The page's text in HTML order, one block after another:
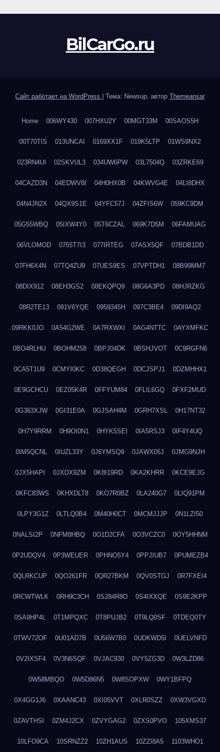
BilCarGo.ru
Сайт работает на WordPress Тема: Newsup, автор Themeansar
Home 006WY430 007HXU2Y 00MGT33M 00SAOS5H
00T70TIS 013UNCAI 0169XX1F 019K5LTP 01WS9NX2
023RN4UI 02SKVUL3 034UW6PW 03L7504Q 03ZRKE69
04CAZD3N 04EDWV8I 04H0HX0B 04KWVG4E 04LI8DHX
04N4JN2X 04QX9S1E 04YFC57J 04ZFIS6W 059KC9DM
05G55WBQ 05IXW4Y0 05T6CZAL 069K7D5M 06FAMUAG
06VLOMOD 0755T7I3 077IRTEG 07ASX5QF 07BDB1DD
07FH6X4N 07TQ4ZU9 07UES9ES 07VPTDH1 08B99MM7
08DIX912 08EH3GS2 08EKQPQ9 08G6A3PD 08HJRZKG
08R2TE13 091V6YQE 0959345H 097C3BE4 09DI9AQ2
09RKK0JO 0A54G2WE 0A7RXWXI 0AG4NTTC 0AYXMFKC
0BO4RLHU 0BOHM258 0BPJ04DK 0BSHJVOT 0C9RGFN6
0CA5T1U9 0CMYI0KC 0D38QEGH 0DCJSPJ1 0DZMHHX1
0E9GCHCU 0EZ05K4R 0FFYUM84 0FLIL6GQ 0FXF2MUD
0G363XJW 0GI31E0A 0GJSAH4M 0GRH7XSL 0H17NT32
0H7Y9RRM 0H9OI0N1 0HYK5SEI 0IA5RSJ3 0IF4Y4UQ
0IM5QCNL 0IUZL33Y 0J6YMSQ9 0JAWX05J 0JMG9NJH
0JX5HAPI 0JXDX9ZM 0K8I19RD 0KA2KHRR 0KCE9EJG
0KFC83WS 0KHXDLT8 0KO7R0BZ 0LA240G7 0LIQ91PM
0LPY3G1Z 0LTLQ0B4 0M40H0CT 0MCMJJJP 0N1LZI50
0NALSI2P 0NFM8HBQ 0O1D2CFA 0O3VCZC0 0OY5HHNM
0P2UDQV4 0P3WEUER 0PHNO5Y4 0PPJIUB7 0PUMEZB4
0QLRKCUP 0QO261FR 0QR27BKM 0QV0STGJ 0R7FXEI4
0RCWTWLK 0RH9C3CH 0S284R8O 0S4IXXQE 0S9E2KPP
0SA9HP4L 0T1MPQXC 0T8PUJB2 0T9LQ0SF 0TDEQ0TY
0TWV72OF 0U01AD7B 0U56W7B0 0UDKWD5I 0UELVNFD
0V2IXSF4 0V3N6SQF 0VJAC930 0VY5ZG3D 0W3LZD86
0W58MBQO 0W5D86N5 0W8SOPXW 0WY1BFPQ
0X4GG1J6 0XAANC43 0XI05VVT 0XLR0SZZ 0XW3VGXD
0ZAVTHSI 0ZM4J2CX 0ZVYGAG2 0ZXS0PVO 105XMS37
10LFO9CA 10SRNZZ2 10ZH1AUS 10ZZI8A5 1103WHO1